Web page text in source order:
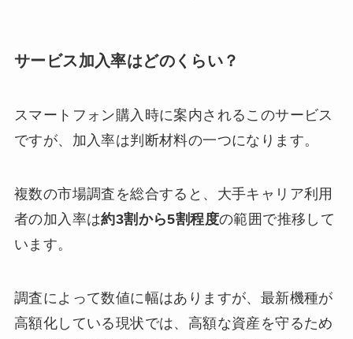
サービス加入率はどのくらい？
スマートフォン購入時に案内されるこのサービス
ですが、加入率は判断材料の一つになります。
複数の市場調査を総合すると、大手キャリア利用
者の加入率は約3割から5割程度の範囲で推移して
います。
調査によって数値に幅はありますが、最新機種が
高額化している現状では、高額な資産を守るため